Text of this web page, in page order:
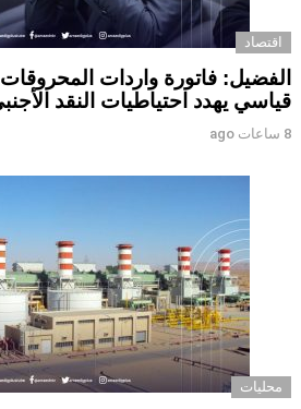
اقتصاد
الفضيل: فاتورة واردات
قياسي يهدد احتياطيات النقد
8 ساعات ago
محليات